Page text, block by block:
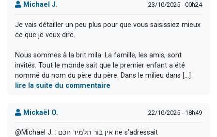
Michael J. 23/10/2025 - 00h24
Je vais détailler un peu plus pour que vous saisissiez mieux
ce que je veux dire.
Nous sommes à la brit mila. La famille, les amis, sont
invités. Tout le monde sait que le premier enfant a été
nommé du nom du père du père. Dans le milieu dans [...]
lire la suite du commentaire
Mickaël O. 22/10/2025 - 18h49
@Michael J. : אין בור תלמיד חכם ne s’adressait